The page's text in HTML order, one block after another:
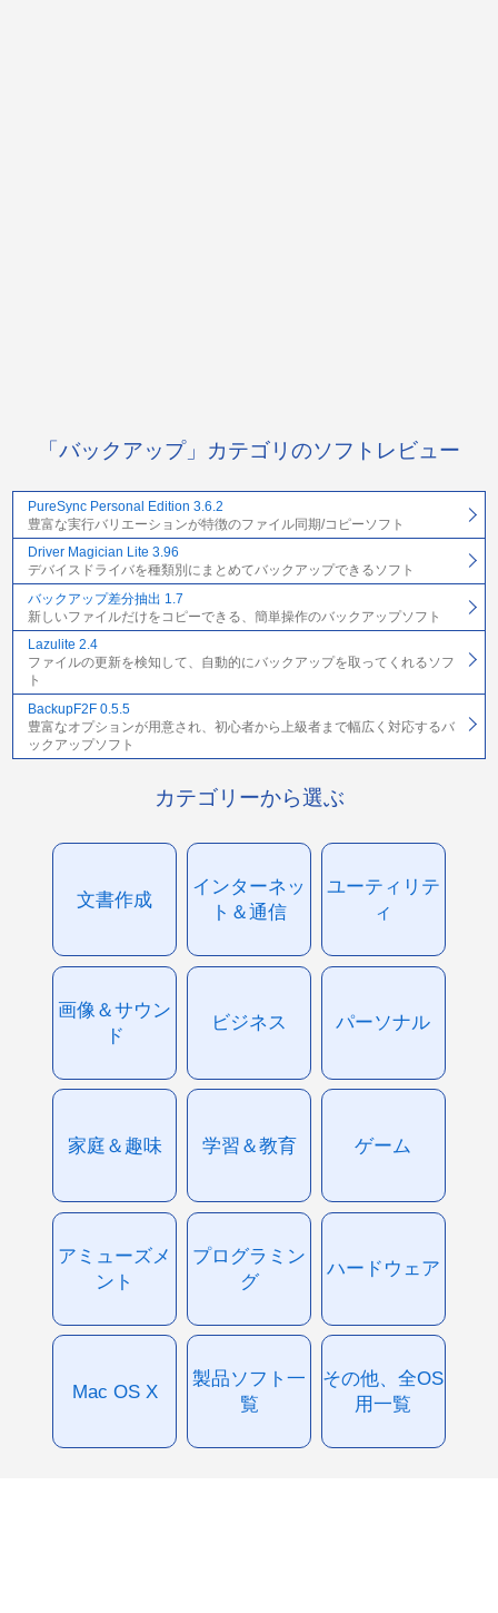
「バックアップ」カテゴリのソフトレビュー
PureSync Personal Edition 3.6.2
豊富な実行バリエーションが特徴のファイル同期/コピーソフト
Driver Magician Lite 3.96
デバイスドライバを種類別にまとめてバックアップできるソフト
バックアップ差分抽出 1.7
新しいファイルだけをコピーできる、簡単操作のバックアップソフト
Lazulite 2.4
ファイルの更新を検知して、自動的にバックアップを取ってくれるソフ
ト
BackupF2F 0.5.5
豊富なオプションが用意され、初心者から上級者まで幅広く対応するバ
ックアップソフト
カテゴリーから選ぶ
文書作成
インターネッ
ト＆通信
ユーティリテ
ィ
画像＆サウン
ド
ビジネス パーソナル
家庭＆趣味 学習＆教育 ゲーム
アミューズメ
ント
プログラミン
グ
ハードウェア
Mac OS X
製品ソフト一
覧
その他、全OS
用一覧